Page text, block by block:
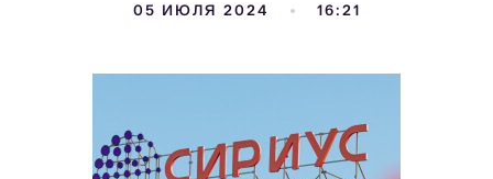
05 ИЮЛЯ 2024 16:21